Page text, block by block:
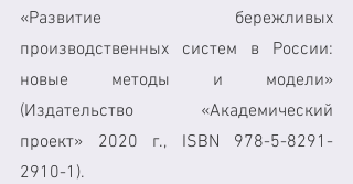
«Развитие бережливых
производственных систем в России:
новые методы и модели»
(Издательство «Академический
проект» 2020 г., ISBN 978-5-8291-
2910-1).